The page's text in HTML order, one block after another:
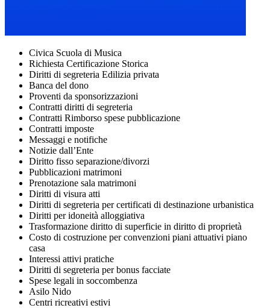
Civica Scuola di Musica
Richiesta Certificazione Storica
Diritti di segreteria Edilizia privata
Banca del dono
Proventi da sponsorizzazioni
Contratti diritti di segreteria
Contratti Rimborso spese pubblicazione
Contratti imposte
Messaggi e notifiche
Notizie dall’Ente
Diritto fisso separazione/divorzi
Pubblicazioni matrimoni
Prenotazione sala matrimoni
Diritti di visura atti
Diritti di segreteria per certificati di destinazione urbanistica
Diritti per idoneità alloggiativa
Trasformazione diritto di superficie in diritto di proprietà
Costo di costruzione per convenzioni piani attuativi piano
casa
Interessi attivi pratiche
Diritti di segreteria per bonus facciate
Spese legali in soccombenza
Asilo Nido
Centri ricreativi estivi